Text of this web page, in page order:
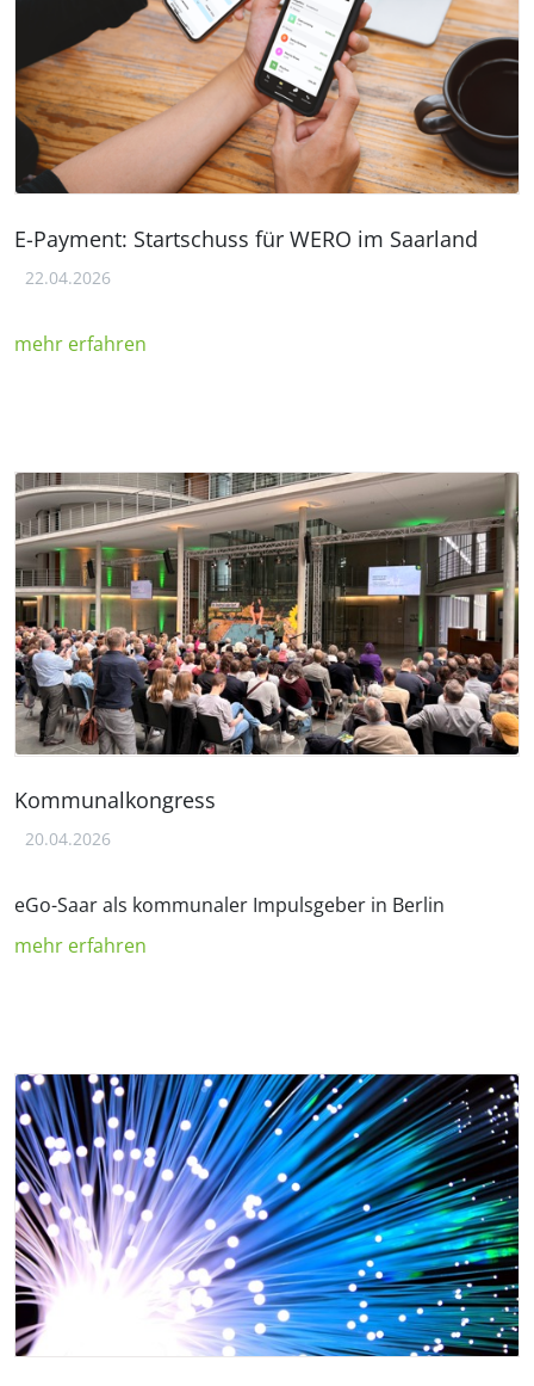
E-Payment: Startschuss für WERO im Saarland
22.04.2026
mehr erfahren
Kommunalkongress
20.04.2026
eGo-Saar als kommunaler Impulsgeber in Berlin
mehr erfahren